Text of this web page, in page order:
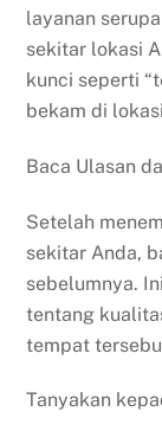
layanan
sekitar lokasi
kunci seperti
bekam di
Baca Ulasan
Setelah
sekitar Anda,
sebelumnya.
tentang
tempat
Tanyakan